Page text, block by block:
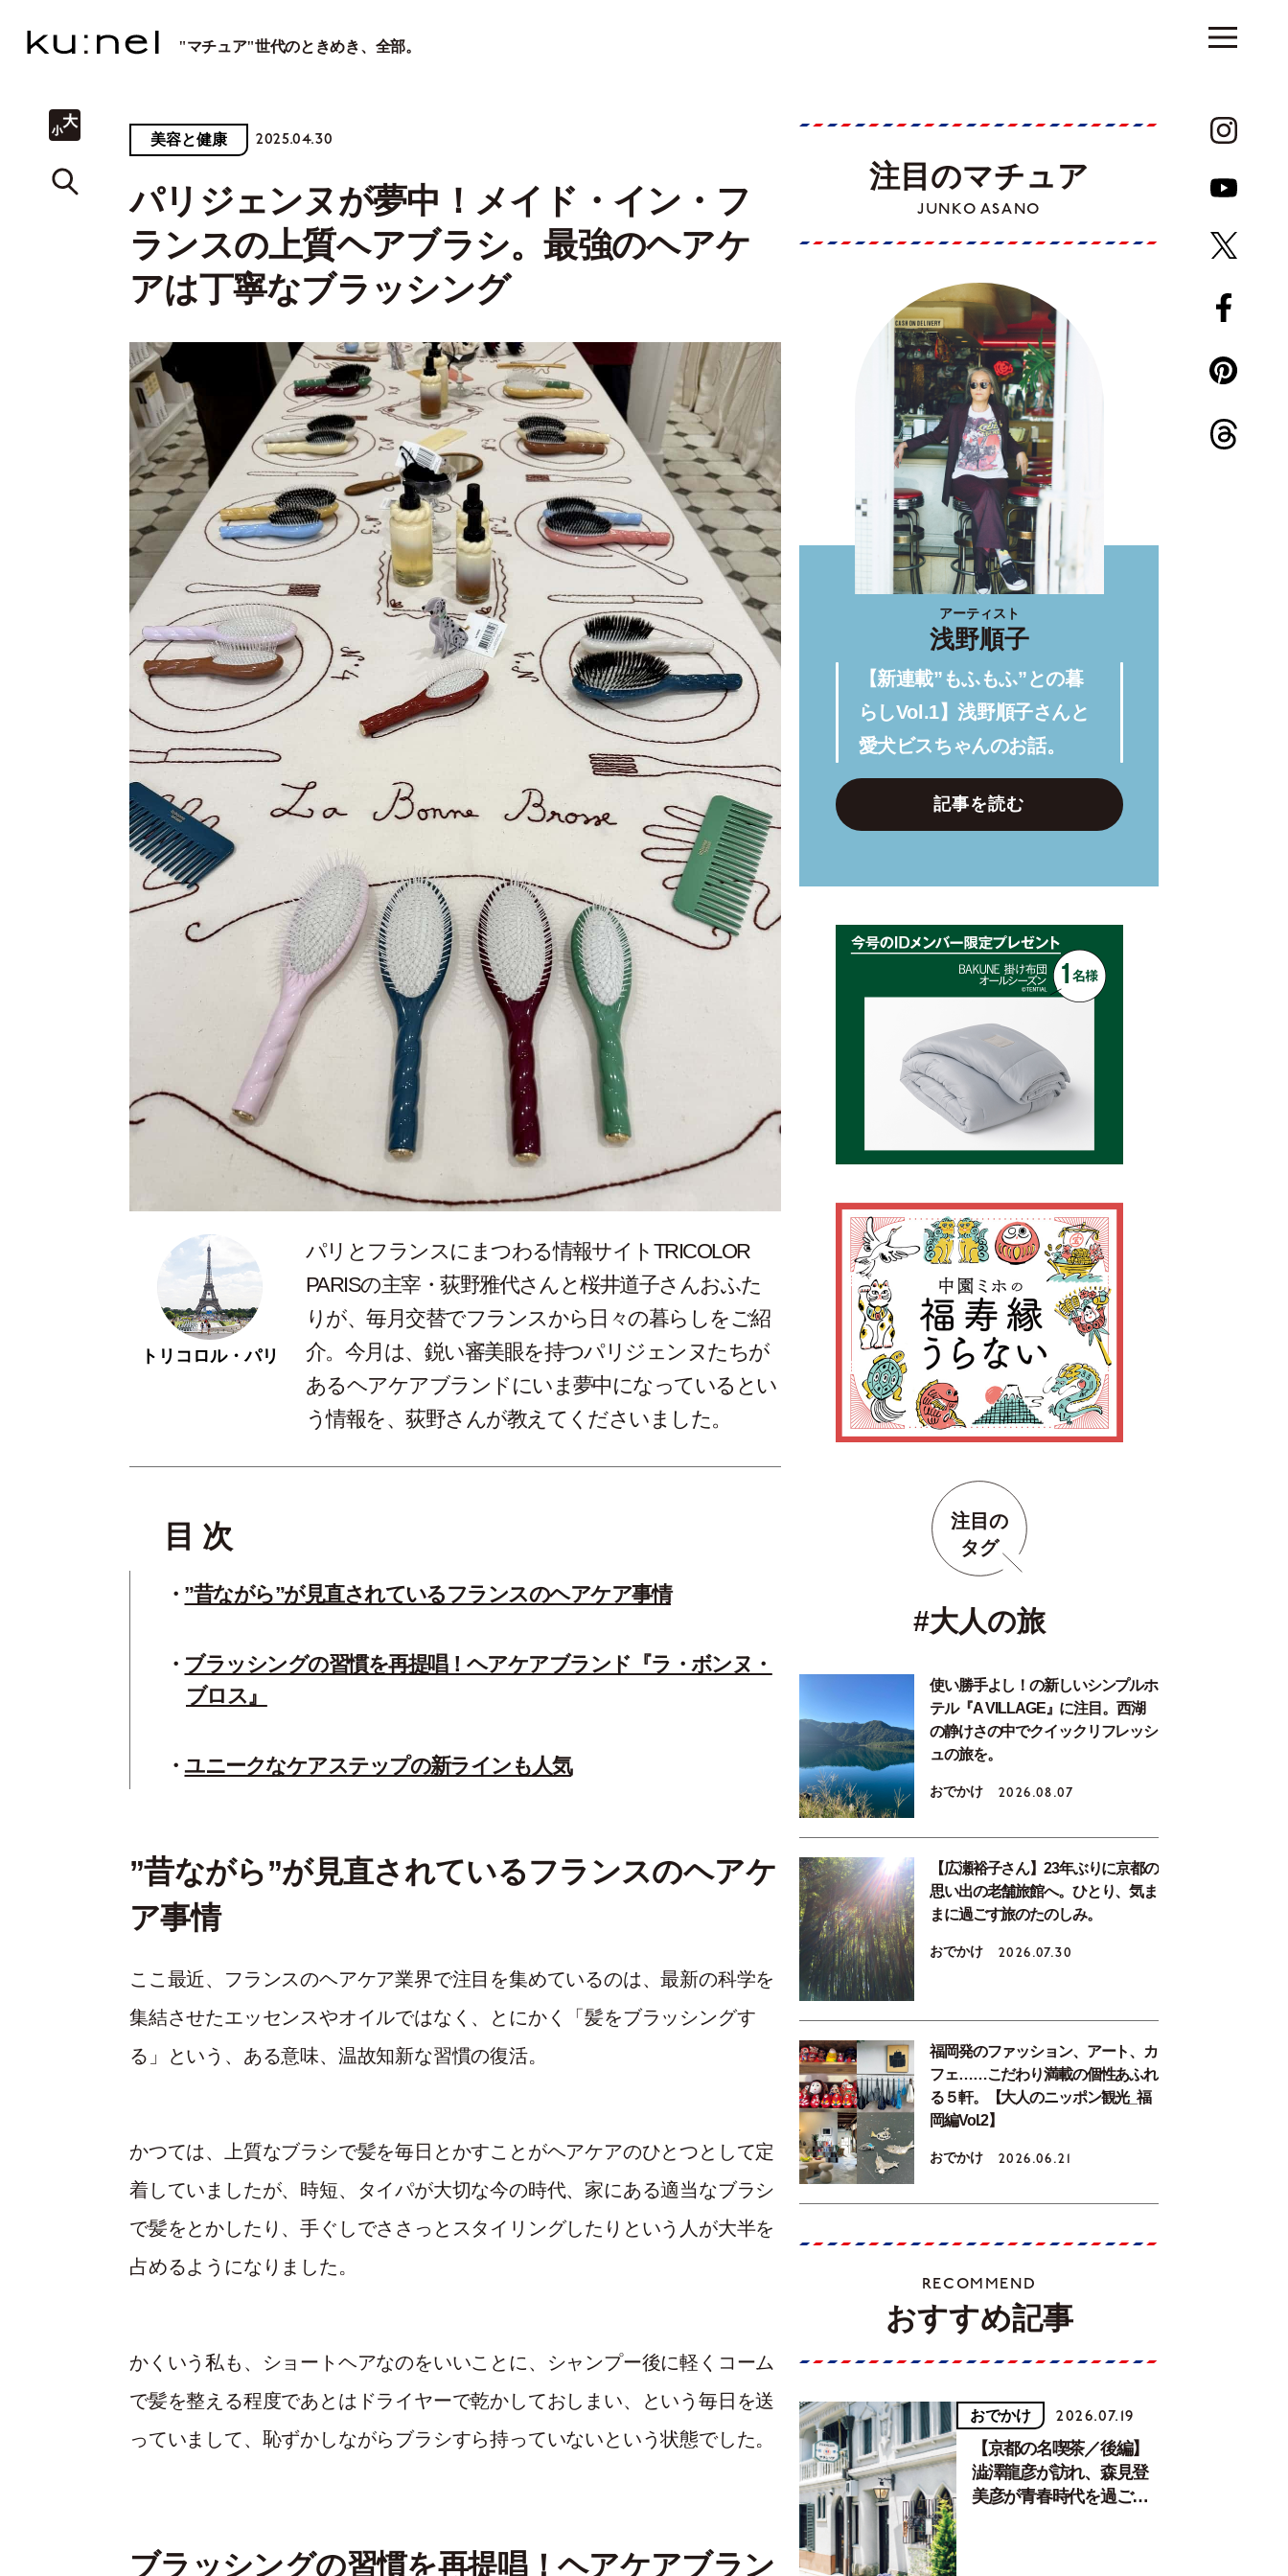
"マチュア"世代のときめき、全部。
美容と健康 2025.04.30
パリジェンヌが夢中！メイド・イン・フ
ランスの上質ヘアブラシ。最強のヘアケ
アは丁寧なブラッシング
トリコロル・パリ
パリとフランスにまつわる情報サイトTRICOLOR
PARISの主宰・荻野雅代さんと桜井道子さんおふた
りが、毎月交替でフランスから日々の暮らしをご紹
介。今月は、鋭い審美眼を持つパリジェンヌたちが
あるヘアケアブランドにいま夢中になっているとい
う情報を、荻野さんが教えてくださいました。
目 次
”昔ながら”が見直されているフランスのヘアケア事情
ブラッシングの習慣を再提唱！ヘアケアブランド『ラ・ボンヌ・
ブロス』
ユニークなケアステップの新ラインも人気
”昔ながら”が見直されているフランスのヘアケ
ア事情
ここ最近、フランスのヘアケア業界で注目を集めているのは、最新の科学を
集結させたエッセンスやオイルではなく、とにかく「髪をブラッシングす
る」という、ある意味、温故知新な習慣の復活。
かつては、上質なブラシで髪を毎日とかすことがヘアケアのひとつとして定
着していましたが、時短、タイパが大切な今の時代、家にある適当なブラシ
で髪をとかしたり、手ぐしでささっとスタイリングしたりという人が大半を
占めるようになりました。
かくいう私も、ショートヘアなのをいいことに、シャンプー後に軽くコーム
で髪を整える程度であとはドライヤーで乾かしておしまい、という毎日を送
っていまして、恥ずかしながらブラシすら持っていないという状態でした。
ブラッシングの習慣を再提唱！ヘアケアブラン
注目のマチュア
JUNKO ASANO
アーティスト
浅野順子
【新連載”もふもふ”との暮
らしVol.1】浅野順子さんと
愛犬ビスちゃんのお話。
記事を読む
注目の
タグ
#大人の旅
使い勝手よし！の新しいシンプルホ
テル『A VILLAGE』に注目。西湖
の静けさの中でクイックリフレッシ
ュの旅を。
おでかけ 2026.08.07
【広瀬裕子さん】23年ぶりに京都の
思い出の老舗旅館へ。ひとり、気ま
まに過ごす旅のたのしみ。
おでかけ 2026.07.30
福岡発のファッション、アート、カ
フェ……こだわり満載の個性あふれ
る５軒。【大人のニッポン観光_福
岡編Vol.2】
おでかけ 2026.06.21
RECOMMEND
おすすめ記事
おでかけ 2026.07.19
【京都の名喫茶／後編】
澁澤龍彦が訪れ、森見登
美彦が青春時代を過ごし